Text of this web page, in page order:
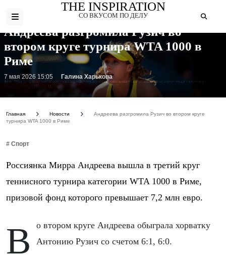
THE INSPIRATION
СО ВКУСОМ ПО ДЕЛУ
Фото: https://img.championat.com/news/big/m/k/mirra-andreeva-ocenila-vozmozhnyh-sopernic-vo-vtorom-kruge-na-turnire-v-
rime_17779861381595330447.jpg
Андреева разгромила Рузич во
втором круге турнира WTA 1000 в
Риме
7 мая 2026 15:05 Галина Харькова
Главная Новости
Андреева разгромила Рузич во втором круге
турнира WTA 1000 в Риме
# Спорт
Россиянка Мирра Андреева вышла в третий круг
теннисного турнира категории WTA 1000 в Риме,
призовой фонд которого превышает 7,2 млн евро.
Во втором круге Андреева обыграла хорватку Антонию Рузич со счетом 6:1, 6:0.